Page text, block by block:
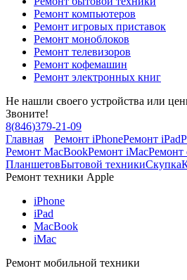
Ремонт компьютеров
Ремонт игровых приставок
Ремонт моноблоков
Ремонт телевизоров
Ремонт кофемашин
Ремонт электронных книг
Не нашли своего устройства или
Звоните!
8(846)379-21-09
Главная
Ремонт iPhoneРемонт iPad
Ремонт MacBookРемонт iMacРемонт
ПланшетовБытовой техникиСкупка
Ремонт техники Apple
iPhone
iPad
MacBook
iMac
Ремонт мобильной техники